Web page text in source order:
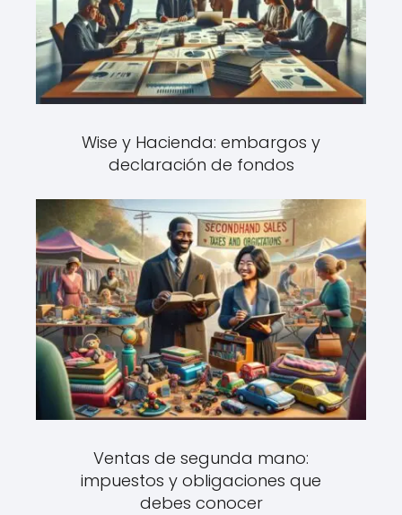
Wise y Hacienda: embargos y
declaración de fondos
Ventas de segunda mano:
impuestos y obligaciones que
debes conocer